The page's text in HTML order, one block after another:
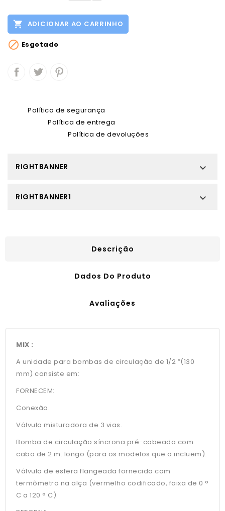
 ADICIONAR AO CARRINHO
 Esgotado
Política de segurança
Política de entrega
Política de devoluções
RIGHTBANNER 
RIGHTBANNER1 
Descrição
Dados Do Produto
Avaliações
MIX :
A unidade para bombas de circulação de 1/2 ”(130
mm) consiste em:
FORNECEM:
Conexão.
Válvula misturadora de 3 vias.
Bomba de circulação síncrona pré-cabeada com
cabo de 2 m. longo (para os modelos que o incluem).
Válvula de esfera flangeada fornecida com
termômetro na alça (vermelho codificado, faixa de 0 °
C a 120 ° C).